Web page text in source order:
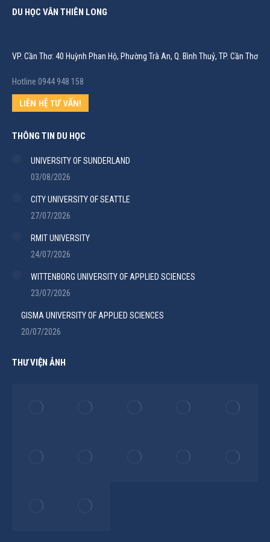
DU HỌC VÂN THIÊN LONG
VP. Cần Thơ: 40 Huỳnh Phan Hộ, Phường Trà An, Q. Bình Thuỷ, TP. Cần Thơ
Hotline 0944 948 158
LIÊN HỆ TƯ VẤN!
THÔNG TIN DU HỌC
UNIVERSITY OF SUNDERLAND
03/08/2026
CITY UNIVERSITY OF SEATTLE
27/07/2026
RMIT UNIVERSITY
24/07/2026
WITTENBORG UNIVERSITY OF APPLIED SCIENCES
23/07/2026
GISMA UNIVERSITY OF APPLIED SCIENCES
20/07/2026
THƯ VIỆN ẢNH